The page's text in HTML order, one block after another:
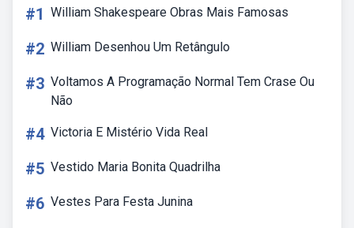
#1 William Shakespeare Obras Mais Famosas
#2 William Desenhou Um Retângulo
#3 Voltamos A Programação Normal Tem Crase Ou
Não
#4 Victoria E Mistério Vida Real
#5 Vestido Maria Bonita Quadrilha
#6 Vestes Para Festa Junina